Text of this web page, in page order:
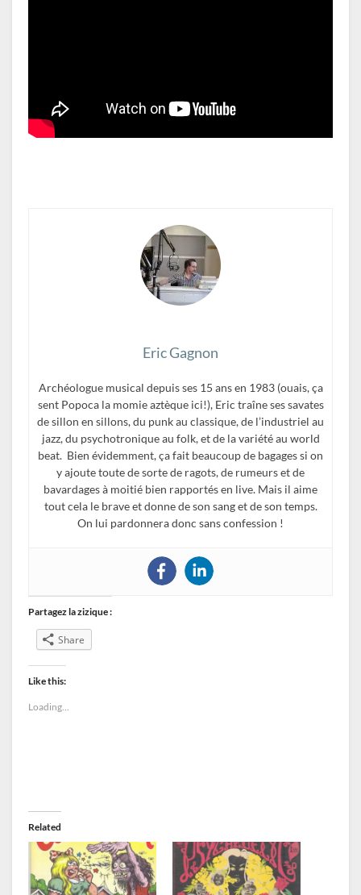
Eric Gagnon
Archéologue musical depuis ses 15 ans en 1983 (ouais, ça
sent Popoca la momie aztèque ici!), Eric traîne ses savates
de sillon en sillons, du punk au classique, de l’industriel au
jazz, du psychotronique au folk, et de la variété au world
beat. Bien évidemment, ça fait beaucoup de bagages si on
y ajoute toute de sorte de ragots, de rumeurs et de
bavardages à moitié bien rapportés en live. Mais il aime
tout cela le brave et donne de son sang et de son temps.
On lui pardonnera donc sans confession !
Partagez la zizique :
Share
Like this:
Loading...
Related